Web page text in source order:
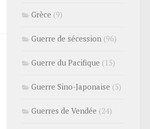
Grèce (9)
Guerre de sécession (96)
Guerre du Pacifique (15)
Guerre Sino-Japonaise (5)
Guerres de Vendée (24)